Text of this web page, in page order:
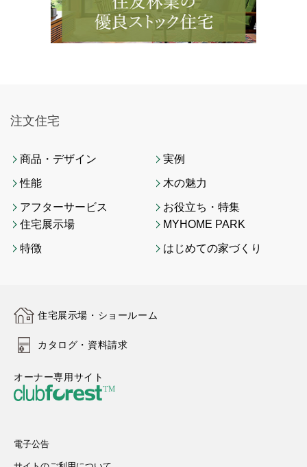
注文住宅
商品・デザイン
性能
アフターサービス
実例
木の魅力
お役立ち・特集
住宅展示場
特徴
MYHOME PARK
はじめての家づくり
住宅展示場・ショールーム
カタログ・資料請求
オーナー専用サイト
電子公告